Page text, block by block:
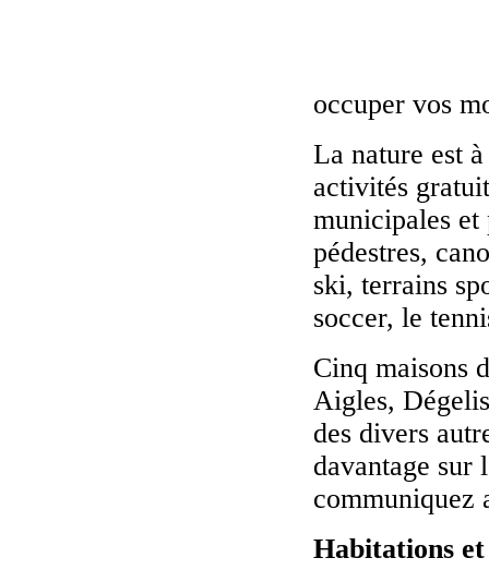
occuper vos
La nature est
activités
municipales et
pédestres,
ski, terrains
soccer, le
Cinq maisons
Aigles,
des divers
davantage sur
communiquez
Habitations